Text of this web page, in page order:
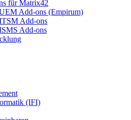
für Matrix42
Add-ons (Empirum)
Add-ons
Add-ons
(IFI)